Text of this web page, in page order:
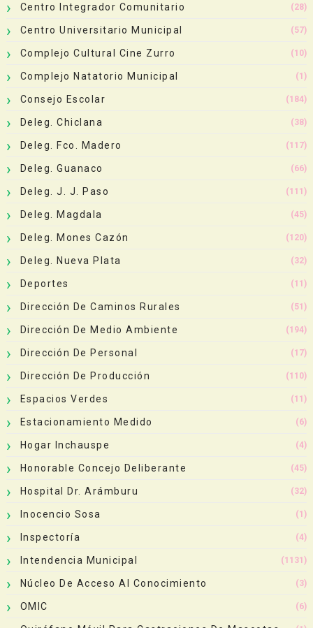
Centro Integrador Comunitario (28)
Centro Universitario Municipal (57)
Complejo Cultural Cine Zurro (10)
Complejo Natatorio Municipal (1)
Consejo Escolar (184)
Deleg. Chiclana (38)
Deleg. Fco. Madero (117)
Deleg. Guanaco (66)
Deleg. J. J. Paso (111)
Deleg. Magdala (45)
Deleg. Mones Cazón (120)
Deleg. Nueva Plata (32)
Deportes (11)
Dirección De Caminos Rurales (51)
Dirección De Medio Ambiente (194)
Dirección De Personal (17)
Dirección De Producción (110)
Espacios Verdes (11)
Estacionamiento Medido (6)
Hogar Inchauspe (4)
Honorable Concejo Deliberante (45)
Hospital Dr. Arámburu (32)
Inocencio Sosa (1)
Inspectoría (4)
Intendencia Municipal (1131)
Núcleo De Acceso Al Conocimiento (3)
OMIC (6)